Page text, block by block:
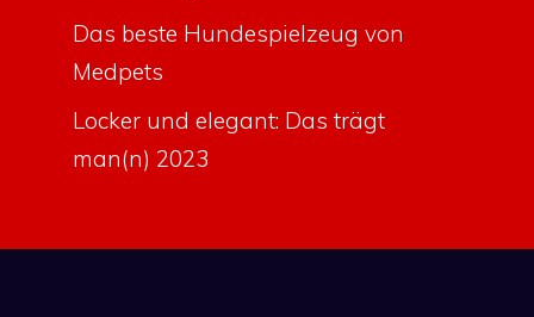
Das beste Hundespielzeug von
Medpets
Locker und elegant: Das trägt
man(n) 2023